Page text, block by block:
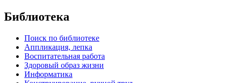
Библиотека
Поиск по библиотеке
Аппликация, лепка
Воспитательная работа
Здоровый образ жизни
Информатика